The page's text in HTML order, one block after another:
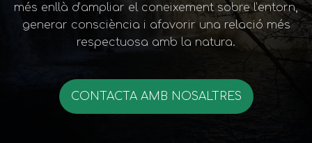
més enllà d’ampliar el coneixement sobre l’entorn,
generar consciència i afavorir una relació més
respectuosa amb la natura.
CONTACTA AMB NOSALTRES